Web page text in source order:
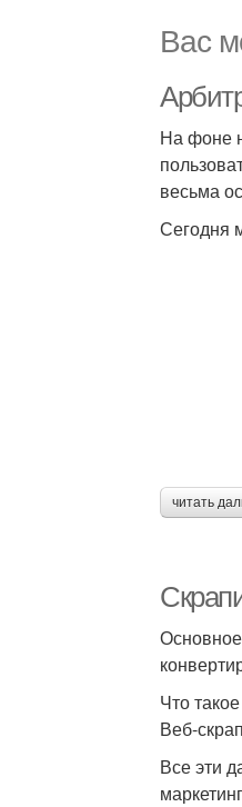
Вас
На фоне
весьма
Сегодня
читать
Что
Веб-
Все эти